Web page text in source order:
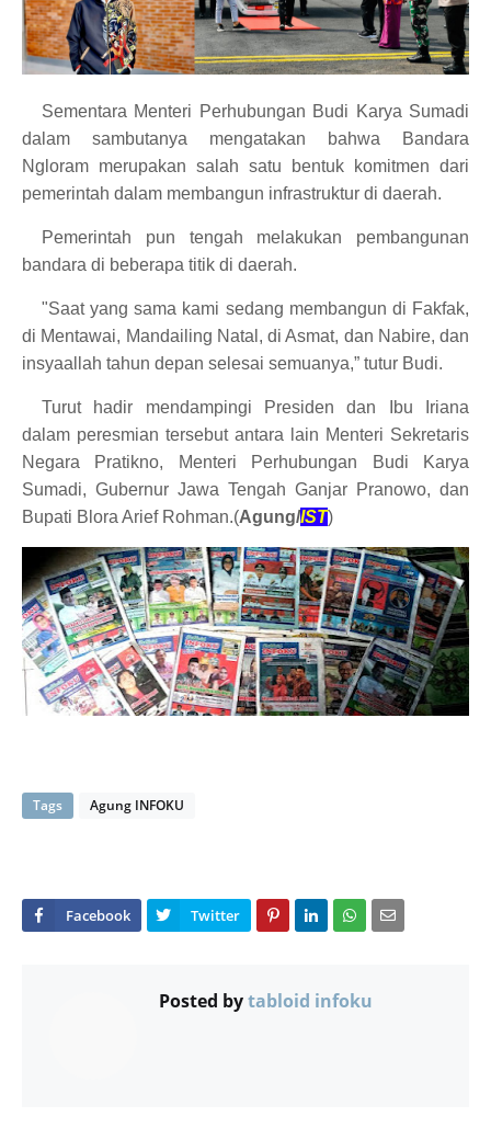
Sementara Menteri Perhubungan Budi Karya Sumadi
dalam sambutanya mengatakan bahwa Bandara
Ngloram merupakan salah satu bentuk komitmen dari
pemerintah dalam membangun infrastruktur di daerah.
Pemerintah pun tengah melakukan pembangunan
bandara di beberapa titik di daerah.
"Saat yang sama kami sedang membangun di Fakfak,
di Mentawai, Mandailing Natal, di Asmat, dan Nabire, dan
insyaallah tahun depan selesai semuanya,” tutur Budi.
Turut hadir mendampingi Presiden dan Ibu Iriana
dalam peresmian tersebut antara lain Menteri Sekretaris
Negara Pratikno, Menteri Perhubungan Budi Karya
Sumadi, Gubernur Jawa Tengah Ganjar Pranowo, dan
Bupati Blora Arief Rohman.(Agung/IST)
Tags Agung INFOKU
Posted bytabloid infoku